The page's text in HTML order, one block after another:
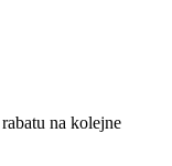
na kolejne